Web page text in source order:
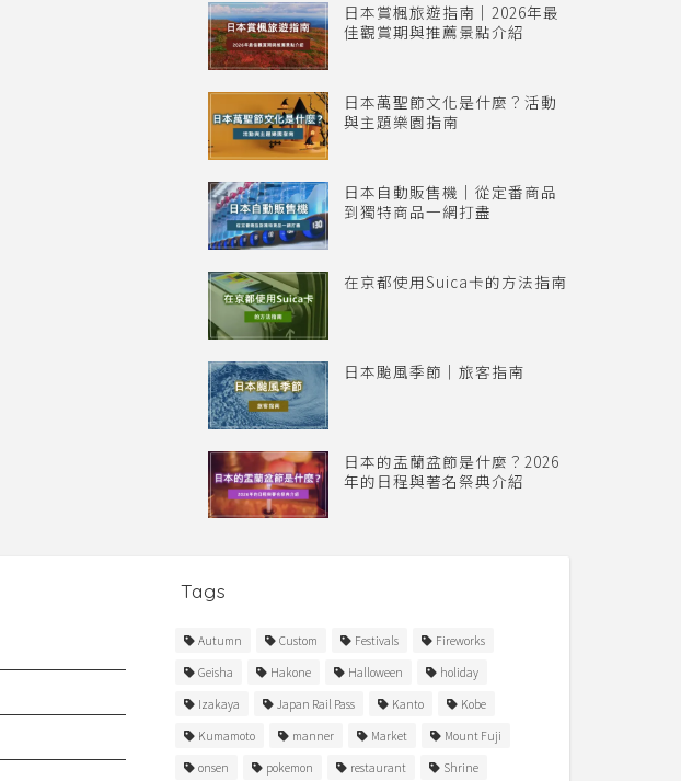
日本賞楓旅遊指南｜2026年最
佳觀賞期與推薦景點介紹
日本萬聖節文化是什麼？活動
與主題樂園指南
日本自動販售機｜從定番商品
到獨特商品一網打盡
在京都使用Suica卡的方法指南
日本颱風季節｜旅客指南
日本的盂蘭盆節是什麼？2026
年的日程與著名祭典介紹
Tags
Autumn Custom Festivals
Fireworks
Geisha
Hakone Halloween
holiday
Izakaya
Japan Rail Pass Kanto
Kobe
Kumamoto
manner Market
Mount Fuji
onsen
pokemon restaurant Shrine